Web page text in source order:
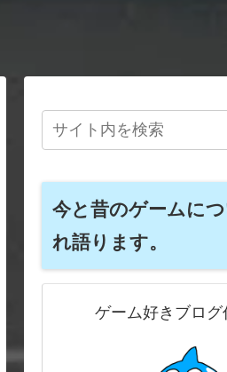
今と昔のゲームに
れ語ります。
ゲーム好きブログ